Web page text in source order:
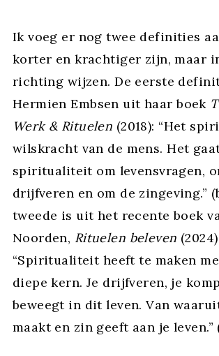
Ik voeg er nog twee definities
korter en krachtiger zijn, maar
richting wijzen. De eerste
Hermien Embsen uit haar boek
Werk & Rituelen (2018): “Het
wilskracht van de mens. Het
spiritualiteit om levensvragen,
drijfveren en om de zingeving.”
tweede is uit het recente boek
Noorden, Rituelen beleven
“Spiritualiteit heeft te maken
diepe kern. Je drijfveren, je
beweegt in dit leven. Van
maakt en zin geeft aan je leven.”